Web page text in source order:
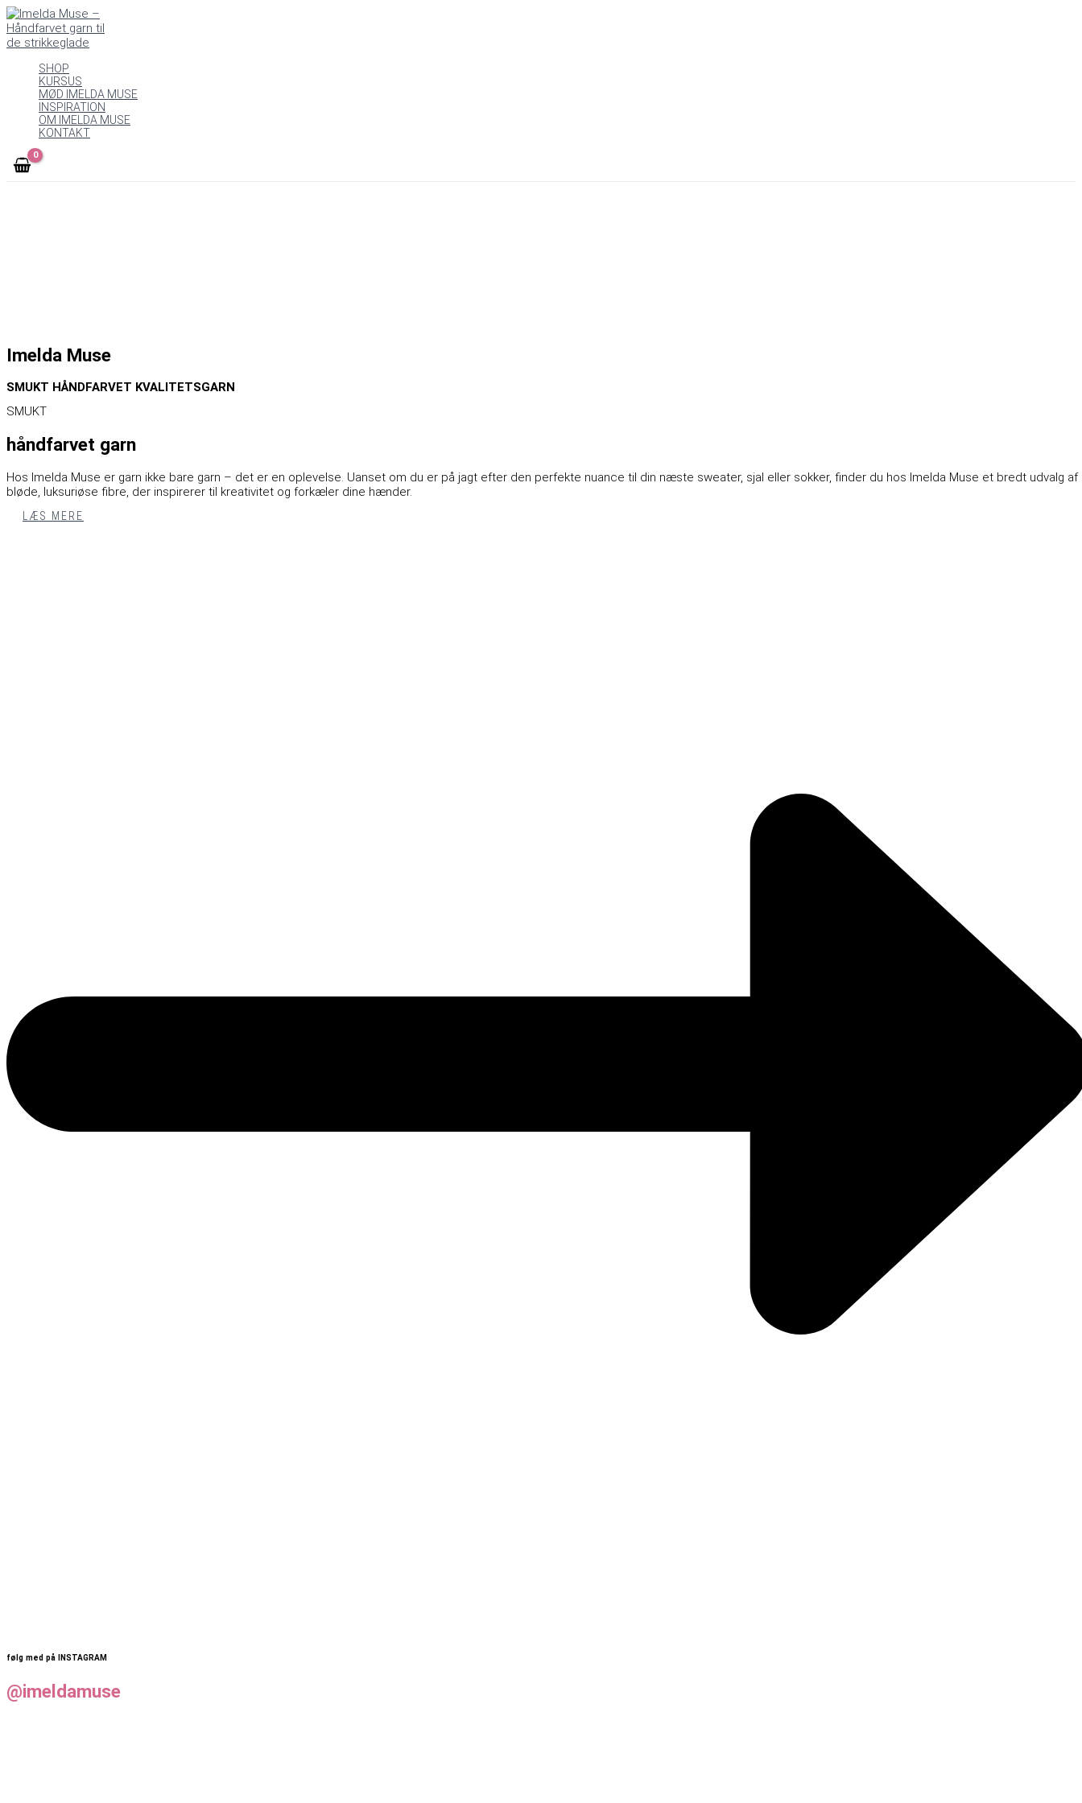
Gå
til
indholdet
SHOP
KURSUS
MØD IMELDA MUSE
INSPIRATION
OM IMELDA MUSE
KONTAKT
Imelda Muse
SMUKT HÅNDFARVET KVALITETSGARN
SMUKT
håndfarvet garn
Hos Imelda Muse er garn ikke bare garn – det er en oplevelse. Uanset om du er på jagt efter den perfekte nuance til din næste sweater, sjal eller sokker, finder du hos Imelda Muse et bredt udvalg af
bløde, luksuriøse fibre, der inspirerer til kreativitet og forkæler dine hænder.
LÆS MERE
følg med på INSTAGRAM
@imeldamuse